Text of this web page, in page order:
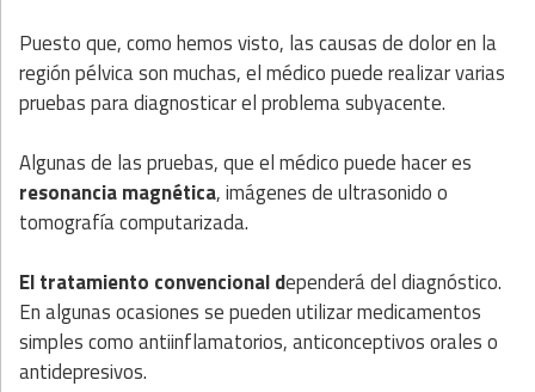
Puesto que, como hemos visto, las causas de dolor en la
región pélvica son muchas, el médico puede realizar varias
pruebas para diagnosticar el problema subyacente.
Algunas de las pruebas, que el médico puede hacer es
resonancia magnética, imágenes de ultrasonido o
tomografía computarizada.
El tratamiento convencional dependerá del diagnóstico.
En algunas ocasiones se pueden utilizar medicamentos
simples como antiinflamatorios, anticonceptivos orales o
antidepresivos.